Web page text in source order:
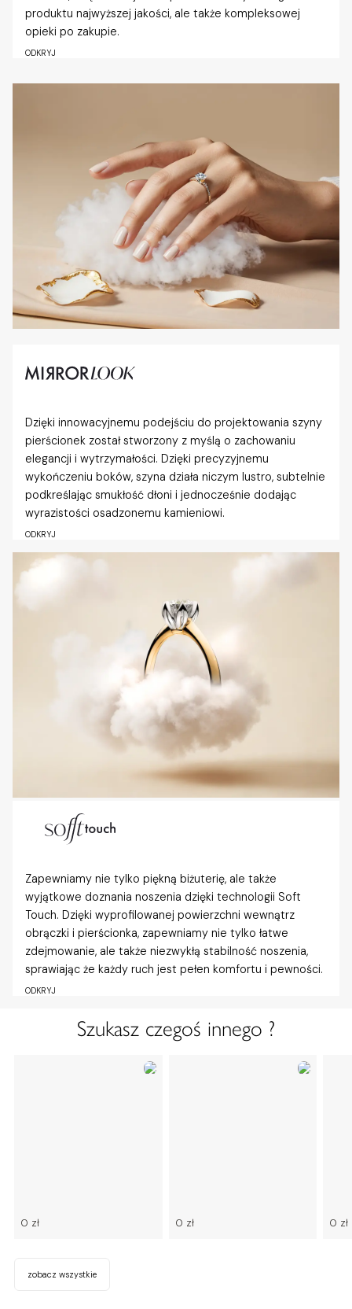
produktu najwyższej jakości, ale także kompleksowej
opieki po zakupie.
ODKRYJ
Dzięki innowacyjnemu podejściu do projektowania szyny
pierścionek został stworzony z myślą o zachowaniu
elegancji i wytrzymałości. Dzięki precyzyjnemu
wykończeniu boków, szyna działa niczym lustro, subtelnie
podkreślając smukłość dłoni i jednocześnie dodając
wyrazistości osadzonemu kamieniowi.
ODKRYJ
Zapewniamy nie tylko piękną biżuterię, ale także
wyjątkowe doznania noszenia dzięki technologii Soft
Touch. Dzięki wyprofilowanej powierzchni wewnątrz
obrączki i pierścionka, zapewniamy nie tylko łatwe
zdejmowanie, ale także niezwykłą stabilność noszenia,
sprawiając że każdy ruch jest pełen komfortu i pewności.
ODKRYJ
Szukasz czegoś innego ?
0 zł 0 zł 0 zł
zobacz wszystkie